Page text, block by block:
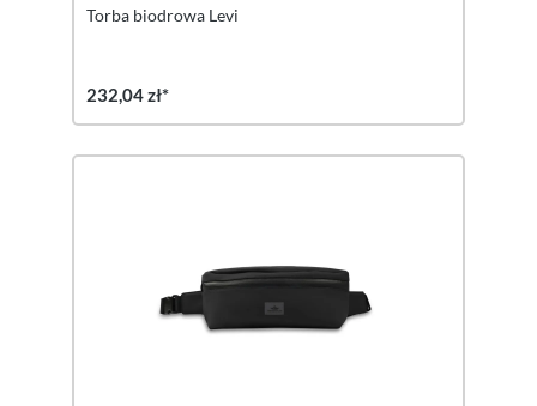
Torba biodrowa Levi
232,04 zł*